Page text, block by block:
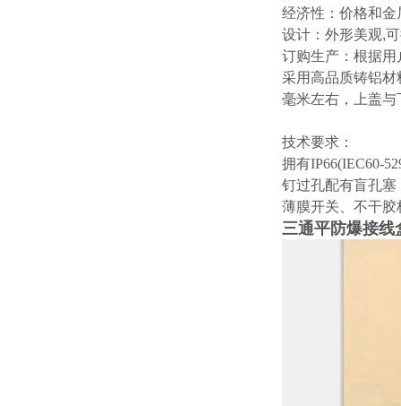
经济性：价格和
设计：外形美观,
订购生产：根据
采用高品质铸铝材
毫米左右，上盖
技术要求：
拥有IP66(IEC60-
钉过孔配有盲孔
薄膜开关、不干
三通平防爆接线